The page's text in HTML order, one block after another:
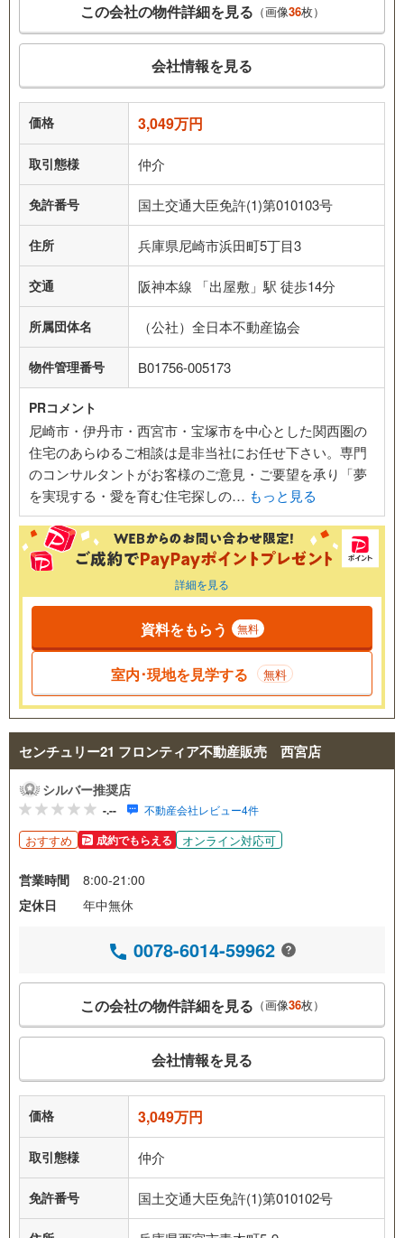
この会社の物件詳細を見る （画像36枚）
会社情報を見る
価格 3,049万円
取引態様 仲介
免許番号 国土交通大臣免許(1)第010103号
住所 兵庫県尼崎市浜田町5丁目3
交通 阪神本線 「出屋敷」駅 徒歩14分
所属団体名 （公社）全日本不動産協会
物件管理番号 B01756-005173
PRコメント
尼崎市・伊丹市・西宮市・宝塚市を中心とした関西圏の
住宅のあらゆるご相談は是非当社にお任せ下さい。専門
のコンサルタントがお客様のご意見・ご要望を承り「夢
を実現する・愛を育む住宅探しの… もっと見る
詳細を見る
資料をもらう 無料
室内･現地を見学する 無料
センチュリー21 フロンティア不動産販売 西宮店
シルバー推奨店
-.-- 不動産会社レビュー4件
おすすめ 成約でもらえる オンライン対応可
営業時間
8:00-21:00
定休日
年中無休
0078-6014-59962
この会社の物件詳細を見る （画像36枚）
会社情報を見る
価格 3,049万円
取引態様 仲介
免許番号 国土交通大臣免許(1)第010102号